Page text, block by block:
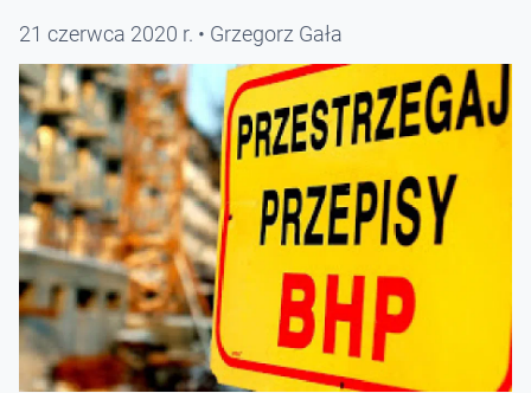
21 czerwca 2020 r. Grzegorz Gała